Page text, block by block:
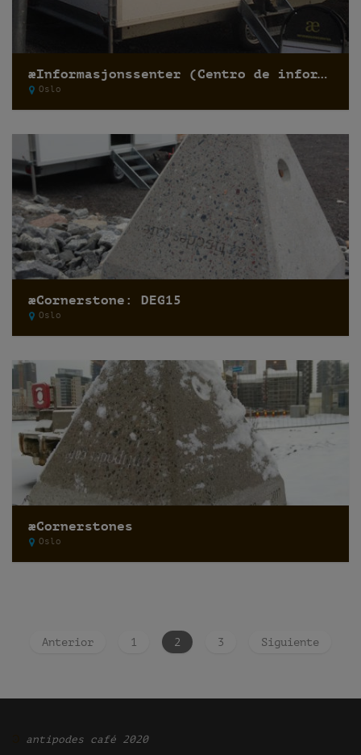
æInformasjonssenter (Centro de información)
Oslo
æCornerstone: DEG15
Oslo
æCornerstones
Oslo
Anterior 1 2 3 Siguiente
antipodes café 2020